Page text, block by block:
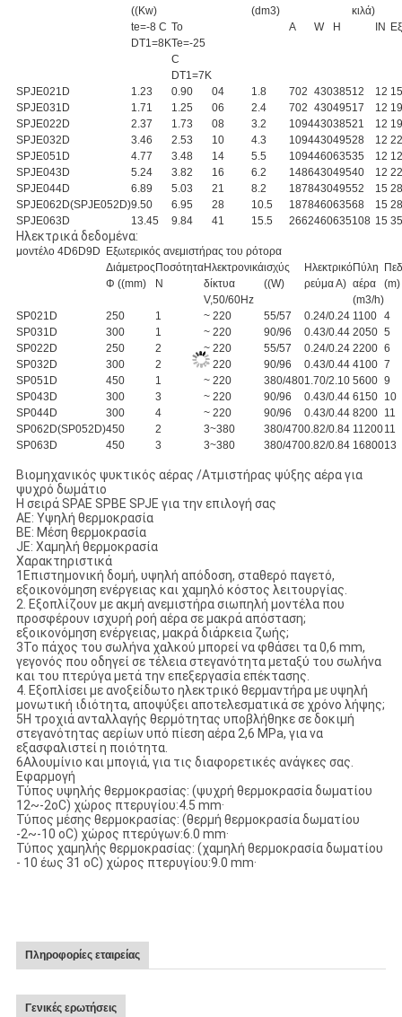
((Kw)
(dm3)
κιλά)
te=-8 C
DT1=8K
Το
Te=-25
C
DT1=7K
Α W H IN
SPJE021D
SPJE031D
SPJE022D
SPJE032D
SPJE051D
SPJE043D
SPJE044D
SPJE062D(SPJE052D)
SPJE063D
1.23
1.71
2.37
3.46
4.77
5.24
6.89
9.50
13.45
0.90
1.25
1.73
2.53
3.48
3.82
5.03
6.95
9.84
04
06
08
10
14
16
21
28
41
1.8
2.4
3.2
4.3
5.5
6.2
8.2
10.5
15.5
702
702
1094
1094
1094
1486
1878
1878
2662
430
430
430
430
460
430
430
460
460
385
495
385
495
635
495
495
635
635
12
17
21
28
35
40
52
68
108
12
12
12
12
12
12
15
15
15
15
19
19
22
12
22
28
28
35
Ηλεκτρικά δεδομένα:
μοντέλο 4D6D9D
Εξωτερικός ανεμιστήρας του ρότορα
Διάμετρος
Φ ((mm)
Ποσότητα
N
Ηλεκτρονικά
δίκτυα
V,50/60Hz
ισχύς
((W)
Ηλεκτρικό
ρεύμα Α)
Πύλη
αέρα
(m3/h)
(m)
SP021D
SP031D
SP022D
SP032D
SP051D
SP043D
SP044D
SP062D(SP052D)
SP063D
250
300
250
300
450
300
300
450
450
1
1
2
2
1
3
4
2
3
~ 220
~ 220
~ 220
~ 220
~ 220
~ 220
~ 220
3~380
3~380
55/57
90/96
55/57
90/96
380/480
90/96
90/96
380/470
380/470
0.24/0.24
0.43/0.44
0.24/0.24
0.43/0.44
1.70/2.10
0.43/0.44
0.43/0.44
0.82/0.84
0.82/0.84
1100
2050
2200
4100
5600
6150
8200
11200
16800
4
5
6
7
9
10
11
11
13
Βιομηχανικός ψυκτικός αέρας /Ατμιστήρας ψύξης αέρα για
ψυχρό δωμάτιο
Η σειρά SPAE SPBE SPJE για την επιλογή σας
AE: Υψηλή θερμοκρασία
BE: Μέση θερμοκρασία
JE: Χαμηλή θερμοκρασία
Χαρακτηριστικά
1Επιστημονική δομή, υψηλή απόδοση, σταθερό παγετό,
εξοικονόμηση ενέργειας και χαμηλό κόστος λειτουργίας.
2. Εξοπλίζουν με ακμή ανεμιστήρα σιωπηλή μοντέλα που
προσφέρουν ισχυρή ροή αέρα σε μακρά απόσταση;
εξοικονόμηση ενέργειας, μακρά διάρκεια ζωής;
3Το πάχος του σωλήνα χαλκού μπορεί να φθάσει τα 0,6 mm,
γεγονός που οδηγεί σε τέλεια στεγανότητα μεταξύ του σωλήνα
και του πτερύγα μετά την επεξεργασία επέκτασης.
4. Εξοπλίσει με ανοξείδωτο ηλεκτρικό θερμαντήρα με υψηλή
μονωτική ιδιότητα, αποψύξει αποτελεσματικά σε χρόνο λήψης;
5Η τροχιά ανταλλαγής θερμότητας υποβλήθηκε σε δοκιμή
στεγανότητας αερίων υπό πίεση αέρα 2,6 MPa, για να
εξασφαλιστεί η ποιότητα.
6Αλουμίνιο και μπογιά, για τις διαφορετικές ανάγκες σας.
Εφαρμογή
Τύπος υψηλής θερμοκρασίας: (ψυχρή θερμοκρασία δωματίου
12~-2oC) χώρος πτερυγίου:4.5 mm·
Τύπος μέσης θερμοκρασίας: (θερμή θερμοκρασία δωματίου
-2~-10 oC) χώρος πτερύγων:6.0 mm·
Τύπος χαμηλής θερμοκρασίας: (χαμηλή θερμοκρασία δωματίου
- 10 έως 31 oC) χώρος πτερυγίου:9.0 mm·
Πληροφορίες εταιρείας
Γενικές ερωτήσεις